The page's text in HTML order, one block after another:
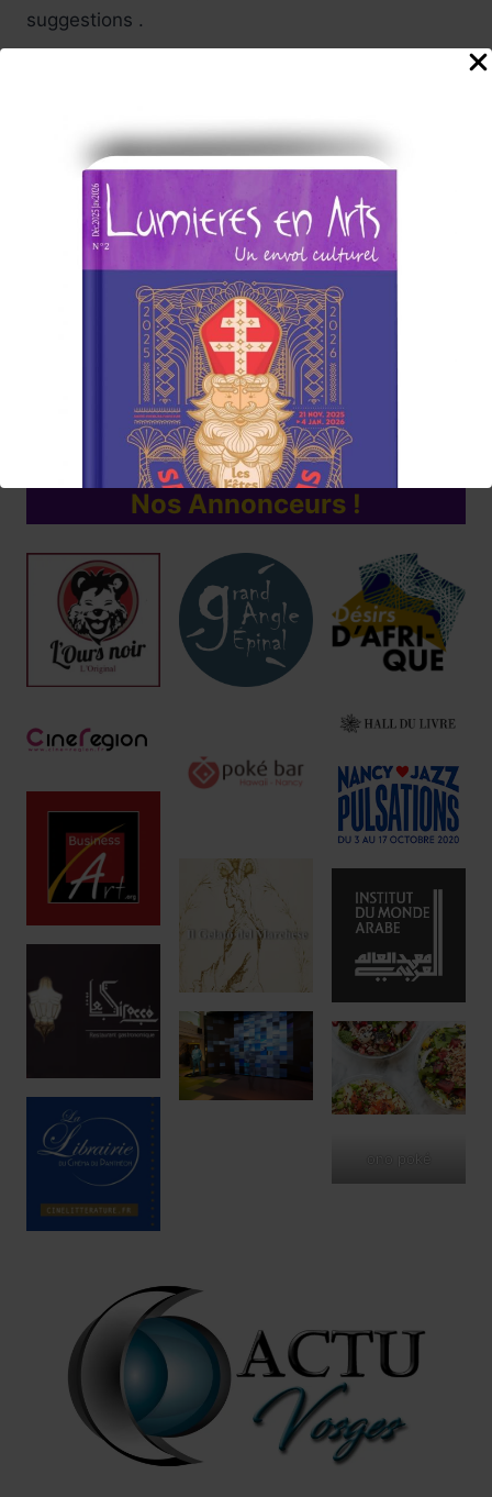
suggestions .
Abonnez-vous à la Newsletter
Lumières en Arts
www.lumieresenarts.fr
@lumieresenartsofficiel
« DEMANDEZ LE PROGRAMME »
Chaque mois la rédaction de Lumières en Arts vous proposera
une sélection
d'albums/films/livres/expos/événements coup de cœur à
consommer sans modération, ici et/ou
ailleurs !
Nos Annonceurs !
ono poké